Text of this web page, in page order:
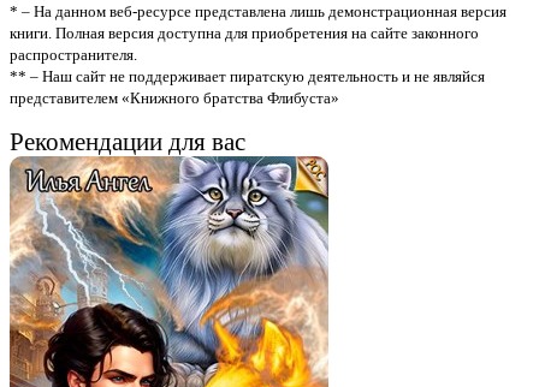
* – На данном веб-ресурсе представлена лишь демонстрационная версия
книги. Полная версия доступна для приобретения на сайте законного
распространителя.
** – Наш сайт не поддерживает пиратскую деятельность и не являйся
представителем «Книжного братства Флибуста»
Рекомендации для вас